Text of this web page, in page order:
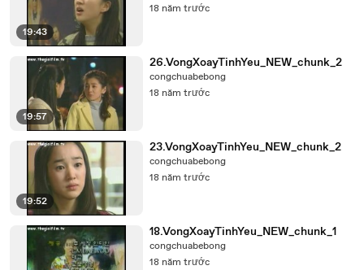
19:43
18 năm trước
19:57
26.VongXoayTinhYeu_NEW_chunk_2
congchuabebong
18 năm trước
19:52
23.VongXoayTinhYeu_NEW_chunk_2
congchuabebong
18 năm trước
18.VongXoayTinhYeu_NEW_chunk_1
congchuabebong
18 năm trước